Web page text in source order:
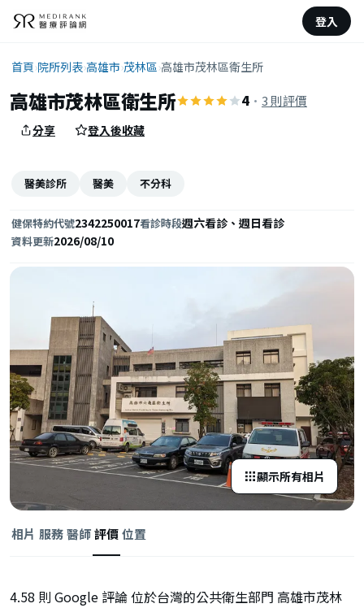
登入
首頁›院所列表›高雄市›茂林區›高雄市茂林區衛生所
高雄市茂林區衛生所 4· 3 則評價
分享 登入後收藏
醫美診所 醫美 不分科
健保特約代號2342250017看診時段週六看診、週日看診
資料更新2026/08/10
顯示所有相片
相片 服務醫師評價位置
4.58 則 Google 評論 位於台灣的公共衛生部門 高雄市茂林